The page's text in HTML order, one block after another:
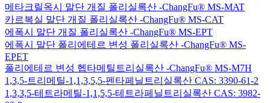
메타크릴옥시 말단 개질 폴리실록산 -ChangFu® MS-MAT
카르복실 말단 개질 폴리실록산 -ChangFu® MS-CAT
에폭시 말단 개질 폴리실록산 -ChangFu® MS-EPT
에폭시 말단 폴리에테르 변성 폴리실록산 -ChangFu® MS-
EPET
폴리에테르 변성 헵타메틸트리실록산 -ChangFu® MS-M7H
1,3,5-트리메틸-1,1,3,5,5-펜타페닐트리실록산 CAS: 3390-61-2
1,3,3,5-테트라메틸-1,1,5,5-테트라페닐트리실록산 CAS: 3982-